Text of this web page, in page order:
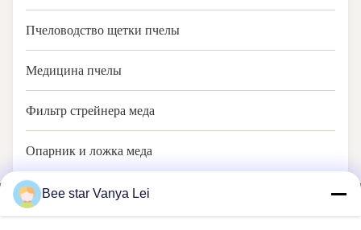
Пчеловодство щетки пчелы
Медицина пчелы
Фильтр стрейнера меда
Опарник и ложка меда
Bee star Vanya Lei